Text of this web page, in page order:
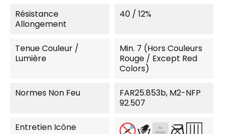
Résistance
Allongement
40 / 12%
Tenue Couleur /
Lumière
Min. 7 (Hors Couleurs
Rouge / Except Red
Colors)
Normes Non Feu
FAR25.853b, M2-NFP
92.507
Entretien Icône